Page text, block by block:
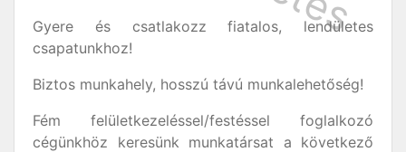
Gyere és csatlakozz fiatalos, lendületes
csapatunkhoz!
Biztos munkahely, hosszú távú munkalehetőség!
Fém felületkezeléssel/festéssel foglalkozó
cégünkhöz keresünk munkatársat a következő